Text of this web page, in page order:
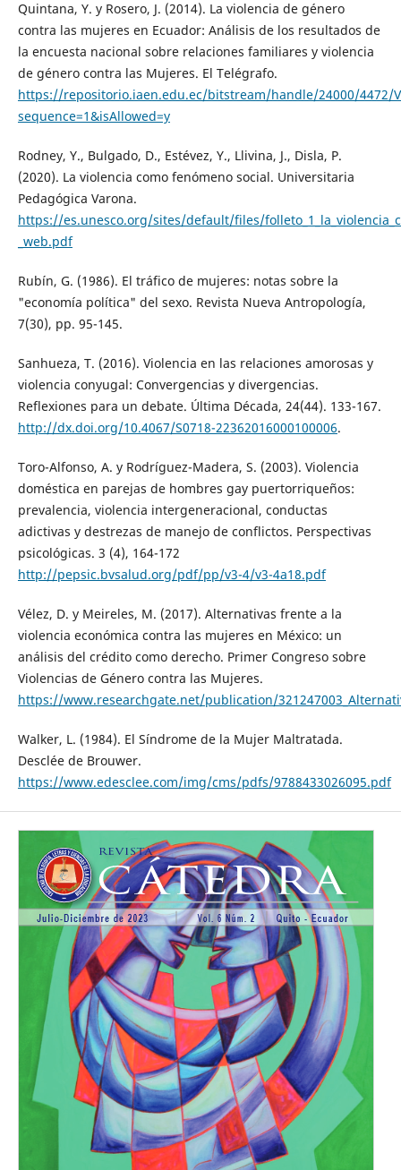
Quintana, Y. y Rosero, J. (2014). La violencia de género
contra las mujeres en Ecuador: Análisis de los resultados de
la encuesta nacional sobre relaciones familiares y violencia
de género contra las Mujeres. El Telégrafo.
https://repositorio.iaen.edu.ec/bitstream/handle/24000/4472/
sequence=1&isAllowed=y
Rodney, Y., Bulgado, D., Estévez, Y., Llivina, J., Disla, P.
(2020). La violencia como fenómeno social. Universitaria
Pedagógica Varona.
https://es.unesco.org/sites/default/files/
_web.pdf
Rubín, G. (1986). El tráfico de mujeres: notas sobre la
"economía política" del sexo. Revista Nueva Antropología,
7(30), pp. 95-145.
Sanhueza, T. (2016). Violencia en las relaciones amorosas y
violencia conyugal: Convergencias y divergencias.
Reflexiones para un debate. Última Década, 24(44). 133-167.
http://dx.doi.org/10.4067/S0718-22362016000100006.
Toro-Alfonso, A. y Rodríguez-Madera, S. (2003). Violencia
doméstica en parejas de hombres gay puertorriqueños:
prevalencia, violencia intergeneracional, conductas
adictivas y destrezas de manejo de conflictos. Perspectivas
psicológicas. 3 (4), 164-172
http://pepsic.bvsalud.org/pdf/pp/v3-4/v3-4a18.pdf
Vélez, D. y Meireles, M. (2017). Alternativas frente a la
violencia económica contra las mujeres en México: un
análisis del crédito como derecho. Primer Congreso sobre
Violencias de Género contra las Mujeres.
https://www.researchgate.net/publication/
Walker, L. (1984). El Síndrome de la Mujer Maltratada.
Desclée de Brouwer.
https://www.edesclee.com/img/cms/pdfs/9788433026095.pdf